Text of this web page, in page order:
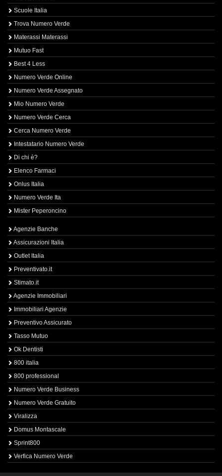
Scuole Italia
Trova Numero Verde
Materassi Materassi
Mutuo Fast
Best 4 Less
Numero Verde Online
Numero Verde Assegnato
Mio Numero Verde
Numero Verde Cerca
Cerca Numero Verde
Intestatario Numero Verde
Di chi è?
Elenco Farmaci
Onlus Italia
Numero Verde Ita
Mister Peperoncino
Agenzie Banche
Assicurazioni Italia
Outlet Italia
Preventivato.it
Stimato.it
Agenzie Immobiliari
Immobiliari Agenzie
Preventivo Assicurato
Tasso Mutuo
Ok Dentisti
800 italia
800 professional
Numero Verde Business
Numero Verde Gratuito
Viralizza
Domus Montascale
Sprint800
Verfica Numero Verde